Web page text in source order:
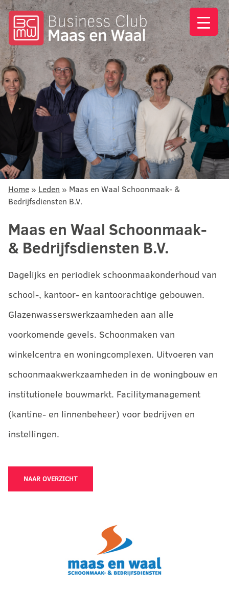
Home » Leden » Maas en Waal Schoonmaak- &
Bedrijfsdiensten B.V.
Maas en Waal Schoonmaak-
& Bedrijfsdiensten B.V.
Dagelijks en periodiek schoonmaakonderhoud van
school-, kantoor- en kantoorachtige gebouwen.
Glazenwasserswerkzaamheden aan alle
voorkomende gevels. Schoonmaken van
winkelcentra en woningcomplexen. Uitvoeren van
schoonmaakwerkzaamheden in de woningbouw en
institutionele bouwmarkt. Facilitymanagement
(kantine- en linnenbeheer) voor bedrijven en
instellingen.
NAAR OVERZICHT